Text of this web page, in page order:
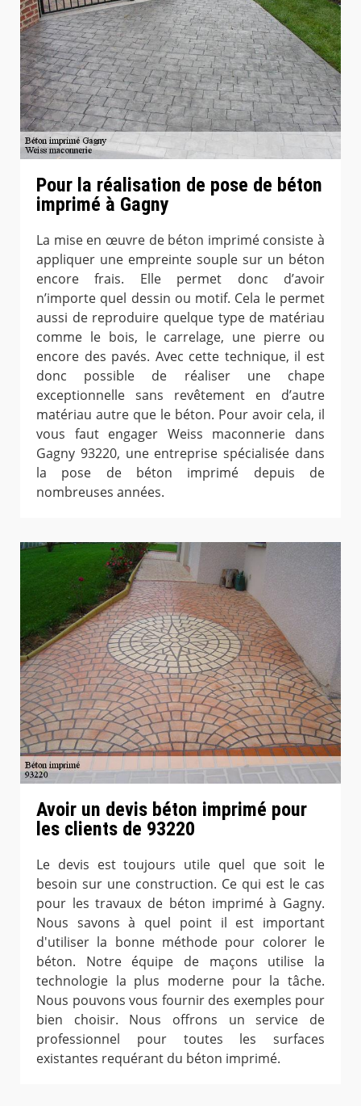
Pour la réalisation de pose de béton
imprimé à Gagny
La mise en œuvre de béton imprimé consiste à
appliquer une empreinte souple sur un béton
encore frais. Elle permet donc d’avoir
n’importe quel dessin ou motif. Cela le permet
aussi de reproduire quelque type de matériau
comme le bois, le carrelage, une pierre ou
encore des pavés. Avec cette technique, il est
donc possible de réaliser une chape
exceptionnelle sans revêtement en d’autre
matériau autre que le béton. Pour avoir cela, il
vous faut engager Weiss maconnerie dans
Gagny 93220, une entreprise spécialisée dans
la pose de béton imprimé depuis de
nombreuses années.
Avoir un devis béton imprimé pour
les clients de 93220
Le devis est toujours utile quel que soit le
besoin sur une construction. Ce qui est le cas
pour les travaux de béton imprimé à Gagny.
Nous savons à quel point il est important
d'utiliser la bonne méthode pour colorer le
béton. Notre équipe de maçons utilise la
technologie la plus moderne pour la tâche.
Nous pouvons vous fournir des exemples pour
bien choisir. Nous offrons un service de
professionnel pour toutes les surfaces
existantes requérant du béton imprimé.